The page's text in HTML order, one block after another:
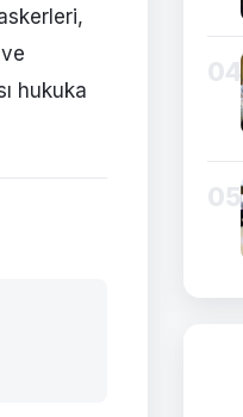
hukuka
04
05